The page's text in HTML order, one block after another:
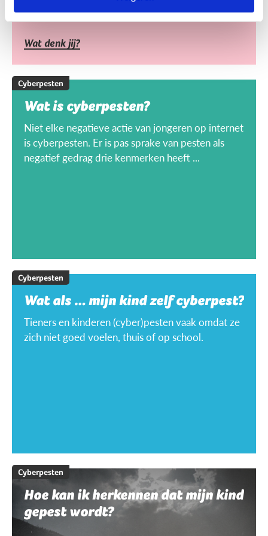
Wat denk jij?
Cyberpesten
Wat is cyberpesten?
Niet elke negatieve actie van jongeren op internet
is cyberpesten. Er is pas sprake van pesten als
negatief gedrag drie kenmerken heeft ...
Cyberpesten
Wat als … mijn kind zelf cyberpest?
Tieners en kinderen (cyber)pesten vaak omdat ze
zich niet goed voelen, thuis of op school.
Cyberpesten
Hoe kan ik herkennen dat mijn kind
gepest wordt?